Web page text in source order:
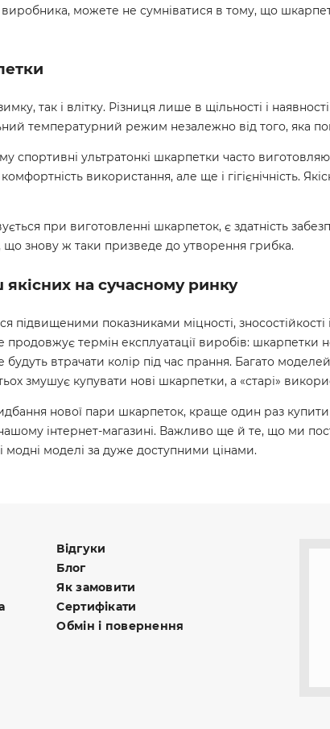
можете не сумніватися в тому, що
так і влітку. Різниця лише в щільності і
температурний режим незалежно від того, яка
спортивні ультратонкі шкарпетки часто
використання, але ще і гігієнічність.
при виготовленні шкарпеток, є здатність
знову ж таки призведе до утворення грибка.
на сучасному ринку
показниками міцності, зносостійкості
продовжує термін експлуатації виробів:
втрачати колір під час прання. Багато
змушує купувати нові шкарпетки, а «старі»
нової пари шкарпеток, краще один раз купити
інтернет-магазині. Важливо ще й те, що ми
модні моделі за дуже доступними цінами.
Відгуки
Блог
Як замовити
Сертифікати
Обмін і повернення